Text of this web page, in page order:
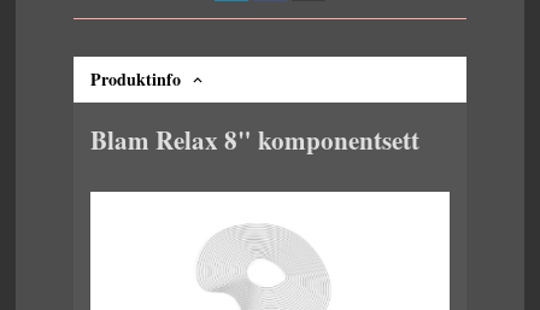
Produktinfo
Blam Relax 8" komponentsett